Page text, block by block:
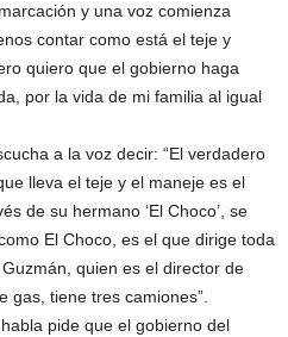
y una voz comienza
contar como está el teje y
quiero que el gobierno haga
por la vida de mi familia al igual
a la voz decir: “El verdadero
lleva el teje y el maneje es el
de su hermano ‘El Choco’, se
El Choco, es el que dirige toda
quien es el director de
gas, tiene tres camiones”.
pide que el gobierno del